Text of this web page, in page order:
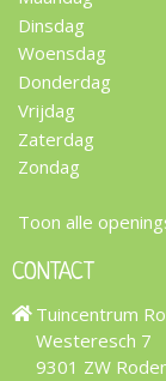
Dinsdag
Woensdag
Donderdag
Vrijdag
Zaterdag
Zondag
Toon alle
CONTACT
Tuincentrum
Westeresch 7
9301 ZW